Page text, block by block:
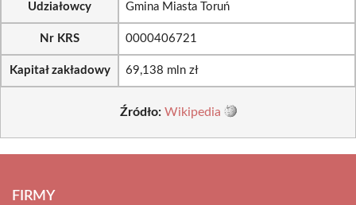
Udziałowcy Gmina Miasta Toruń
Nr KRS 0000406721
Kapitał zakładowy 69,138 mln zł
Źródło: Wikipedia
FIRMY